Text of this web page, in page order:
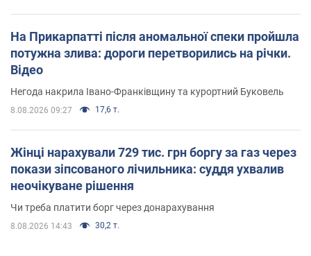
На Прикарпатті після аномальної спеки пройшла
потужна злива: дороги перетворились на річки.
Відео
Негода накрила Івано-Франківщину та курортний Буковель
8.08.2026 09:27 17,6 т.
Жінці нарахували 729 тис. грн боргу за газ через
покази зіпсованого лічильника: суддя ухвалив
неочікуване рішення
Чи треба платити борг через донарахування
8.08.2026 14:43 30,2 т.